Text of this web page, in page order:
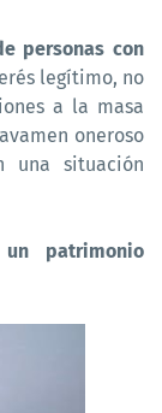
personas con
legítimo, no
a la masa
oneroso
una situación
patrimonio